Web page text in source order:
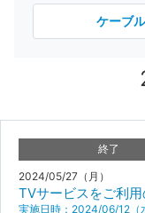
ケーブ
終了
2024/05/27（月）
TVサービスをご利
実施日時：2024/06/12